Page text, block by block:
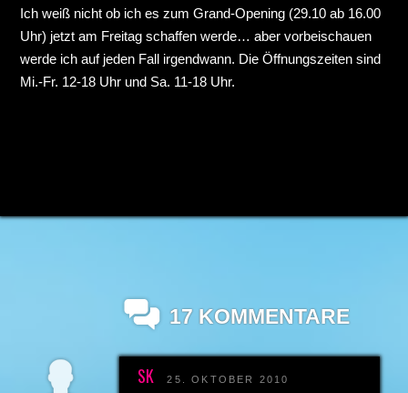
Ich weiß nicht ob ich es zum Grand-Opening (29.10 ab 16.00
Uhr) jetzt am Freitag schaffen werde… aber vorbeischauen
werde ich auf jeden Fall irgendwann. Die Öffnungszeiten sind
Mi.-Fr. 12-18 Uhr und Sa. 11-18 Uhr.
17 KOMMENTARE
SK
25. OKTOBER 2010